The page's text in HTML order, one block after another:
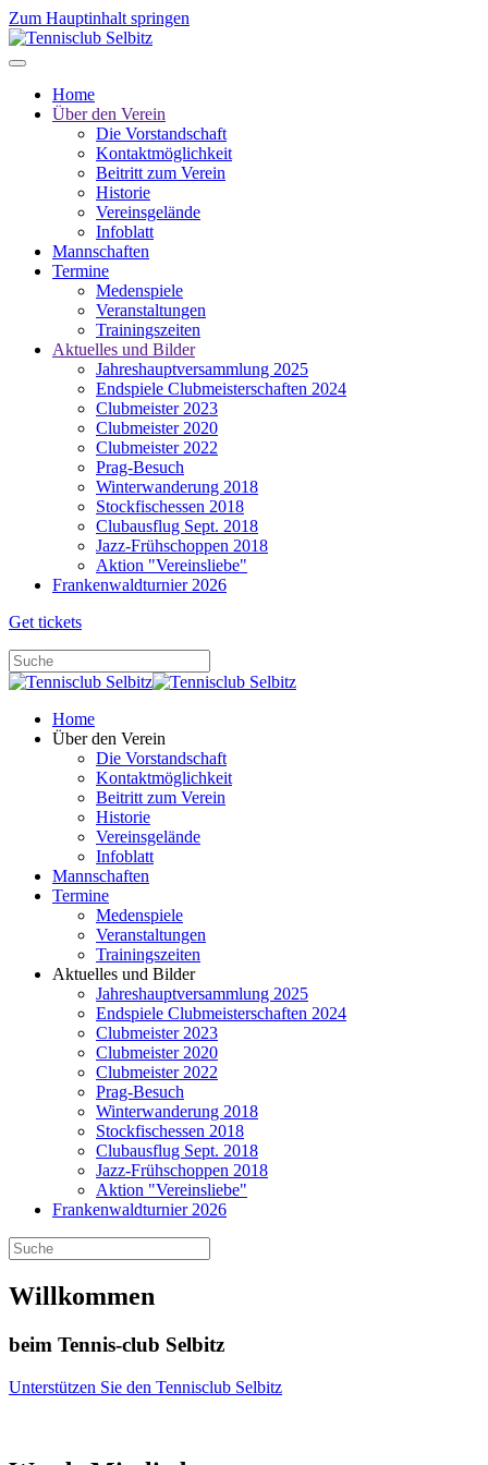
Zum Hauptinhalt springen
Home
Über den Verein
Die Vorstandschaft
Kontaktmöglichkeit
Beitritt zum Verein
Historie
Vereinsgelände
Infoblatt
Mannschaften
Termine
Medenspiele
Veranstaltungen
Trainingszeiten
Aktuelles und Bilder
Jahreshauptversammlung 2025
Endspiele Clubmeisterschaften 2024
Clubmeister 2023
Clubmeister 2020
Clubmeister 2022
Prag-Besuch
Winterwanderung 2018
Stockfischessen 2018
Clubausflug Sept. 2018
Jazz-Frühschoppen 2018
Aktion "Vereinsliebe"
Frankenwaldturnier 2026
Get tickets
Home
Über den Verein
Die Vorstandschaft
Kontaktmöglichkeit
Beitritt zum Verein
Historie
Vereinsgelände
Infoblatt
Mannschaften
Termine
Medenspiele
Veranstaltungen
Trainingszeiten
Aktuelles und Bilder
Jahreshauptversammlung 2025
Endspiele Clubmeisterschaften 2024
Clubmeister 2023
Clubmeister 2020
Clubmeister 2022
Prag-Besuch
Winterwanderung 2018
Stockfischessen 2018
Clubausflug Sept. 2018
Jazz-Frühschoppen 2018
Aktion "Vereinsliebe"
Frankenwaldturnier 2026
Willkommen
beim Tennis-club Selbitz
Unterstützen Sie den Tennisclub Selbitz